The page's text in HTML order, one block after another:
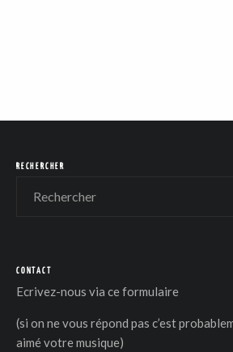
RECHERCHER
CONTACT
Ecrivez-nous via ce formulaire
(si on ne vous répond pas c’est
aimé votre musique)